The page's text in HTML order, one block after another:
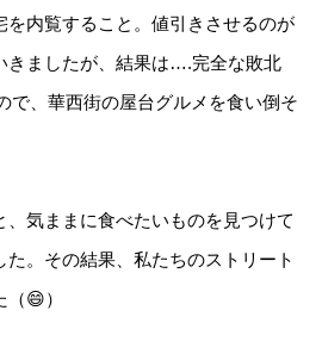
を内覧すること。値引きさせるのが
きましたが、結果は….完全な敗北
で、華西街の屋台グルメを食い倒そ
気ままに食べたいものを見つけて
。その結果、私たちのストリート
😄）